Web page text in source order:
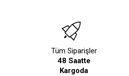
Tüm Siparişler
48 Saatte
Kargoda